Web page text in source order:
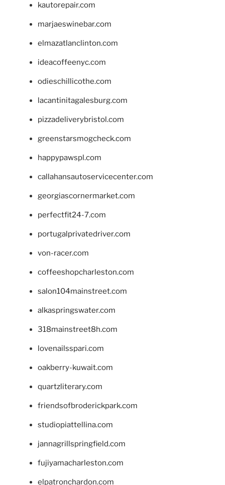
kautorepair.com
marjaeswinebar.com
elmazatlanclinton.com
ideacoffeenyc.com
odieschillicothe.com
lacantinitagalesburg.com
pizzadeliverybristol.com
greenstarsmogcheck.com
happypawspl.com
callahansautoservicecenter.com
georgiascornermarket.com
perfectfit24-7.com
portugalprivatedriver.com
von-racer.com
coffeeshopcharleston.com
salon104mainstreet.com
alkaspringswater.com
318mainstreet8h.com
lovenailsspari.com
oakberry-kuwait.com
quartzliterary.com
friendsofbroderickpark.com
studiopiattellina.com
jannagrillspringfield.com
fujiyamacharleston.com
elpatronchardon.com